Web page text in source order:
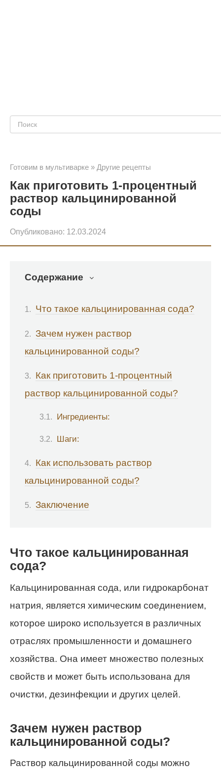
Поиск:
Готовим в мультиварке » Другие рецепты
Как приготовить 1-процентный
раствор кальцинированной
соды
Опубликовано: 12.03.2024
Содержание
Что такое кальцинированная сода?
Зачем нужен раствор
кальцинированной соды?
Как приготовить 1-процентный
раствор кальцинированной соды?
Ингредиенты:
Шаги:
Как использовать раствор
кальцинированной соды?
Заключение
Что такое кальцинированная
сода?
Кальцинированная сода, или гидрокарбонат
натрия, является химическим соединением,
которое широко используется в различных
отраслях промышленности и домашнего
хозяйства. Она имеет множество полезных
свойств и может быть использована для
очистки, дезинфекции и других целей.
Зачем нужен раствор
кальцинированной соды?
Раствор кальцинированной соды можно